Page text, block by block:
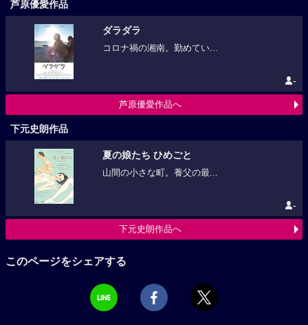
芦原優愛作品
ダラダラ
コロナ禍の湘南。勤めてい...
-
芦原優愛作品へ
下元史朗作品
夏の娘たち ひめごと
山間の小さな町。養父の最...
-
下元史朗作品へ
このページをシェアする